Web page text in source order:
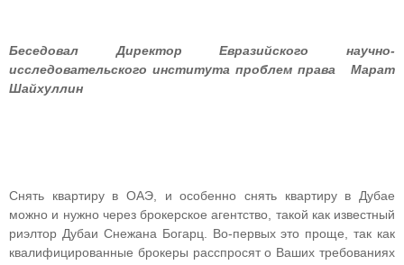
Беседовал Директор Евразийского научно-
исследовательского института проблем права Марат
Шайхуллин
Снять квартиру в ОАЭ, и особенно снять квартиру в Дубае
можно и нужно через брокерское агентство, такой как известный
риэлтор Дубаи Снежана Богарц. Во-первых это проще, так как
квалифицированные брокеры расспросят о Ваших требованиях